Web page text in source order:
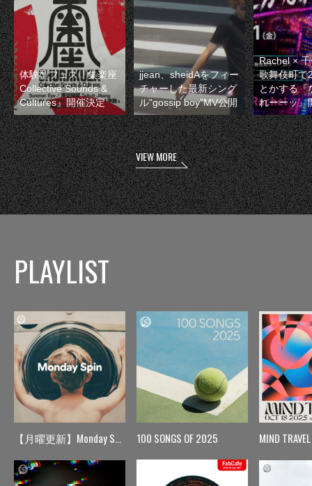
体験型フェス『集楽座
Collective Sounds &
Cultures』開催決定
jjean、sheidAをフィー
チャーした最新シング
ル“gossip boy”MV公開
Rachel ×
歌舞伎町で
とかする『
れーーッ』
VIEW MORE
PLAYLIST
【月曜更新】Monday Spin 100 SONGS OF 2025 MIND TRAVEL